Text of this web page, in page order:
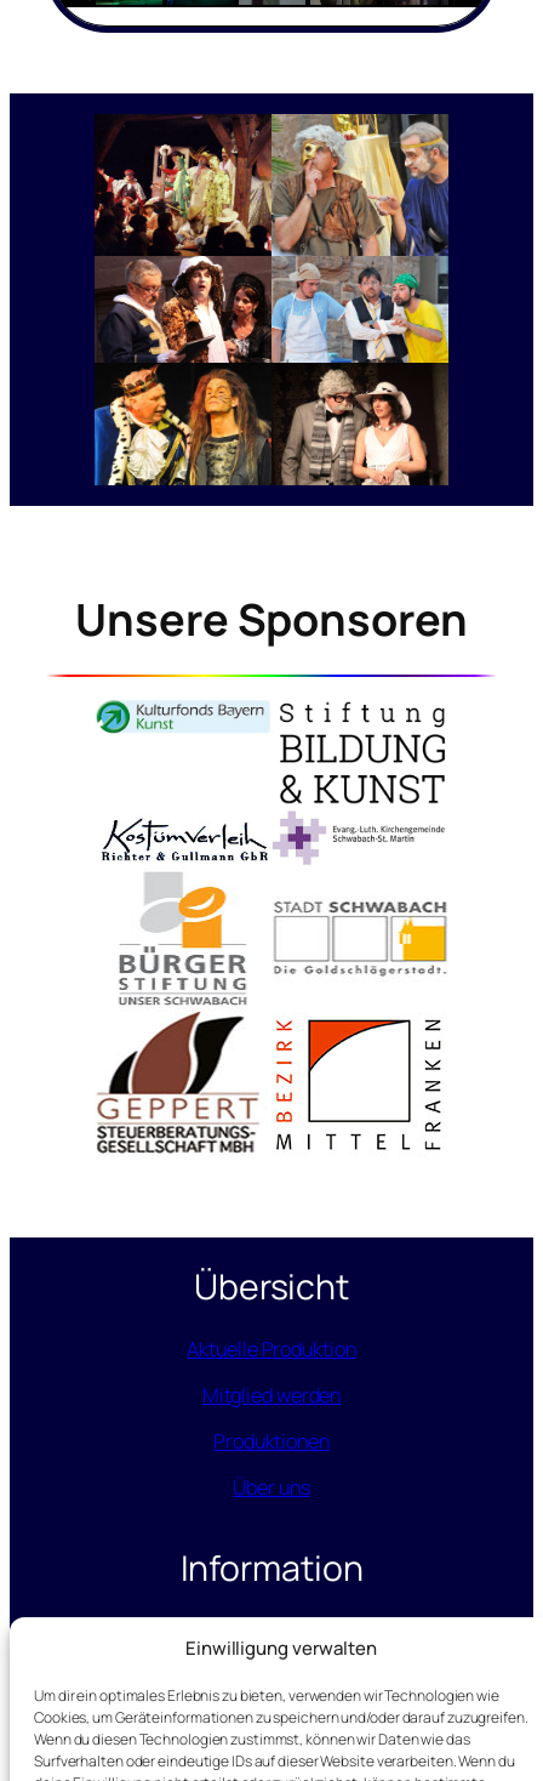
Einwilligung verwalten
Um dir ein optimales Erlebnis zu bieten, verwenden wir Technologien wie
Cookies, um Geräteinformationen zu speichern und/oder darauf zuzugreifen.
Wenn du diesen Technologien zustimmst, können wir Daten wie das
Surfverhalten oder eindeutige IDs auf dieser Website verarbeiten. Wenn du
Unsere Sponsoren
Übersicht
Aktuelle Produktion
Mitglied werden
Produktionen
Über uns
Information
Kontakt